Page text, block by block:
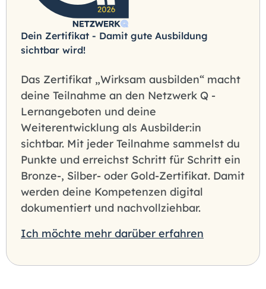
Dein Zertifikat - Damit gute Ausbildung
sichtbar wird!
Das Zertifikat „Wirksam ausbilden“ macht
deine Teilnahme an den Netzwerk Q -
Lernangeboten und deine
Weiterentwicklung als Ausbilder:in
sichtbar. Mit jeder Teilnahme sammelst du
Punkte und erreichst Schritt für Schritt ein
Bronze-, Silber- oder Gold-Zertifikat. Damit
werden deine Kompetenzen digital
dokumentiert und nachvollziehbar.
Ich möchte mehr darüber erfahren